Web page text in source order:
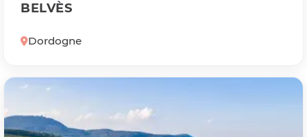
BELVÈS
Dordogne